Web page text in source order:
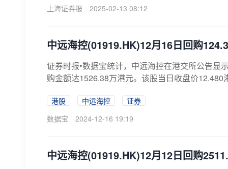
上海证券报
2025-02-13 08:12
中远海控(01919.HK)12月16日回购
证券时报•数据宝统计，中远海控在港交所公告
购金额达1526.38万港元。该股当日收盘价12.480
港股 中远海控
证券
数据宝
2024-12-16 19:19
中远海控(01919.HK)12月12日回购